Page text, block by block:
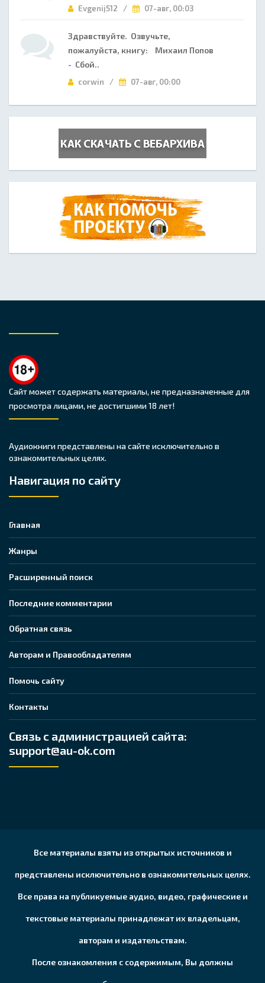
Evgenij512 / 07-авг, 00:03
Здравствуйте. Озвучьте,
пожалуйста, книгу: Михаил Попов
- Сбой..
corwin / 07-авг, 00:00
Сайт может содержать материалы, не предназначенные для
просмотра лицами, не достигшими 18 лет!
Аудиокниги представлены на сайте исключительно в
ознакомительных целях.
Навигация по сайту
Главная
Жанры
Расширенный поиск
Последние комментарии
Обратная связь
Авторам и Правообладателям
Помочь сайту
Контакты
Связь с администрацией сайта:
support@au-ok.com
Все материалы взяты из открытых источников и
представлены исключительно в ознакомительных целях.
Все права на публикуемые аудио, видео, графические и
текстовые материалы принадлежат их владельцам,
авторам и издательствам.
После ознакомления с содержимым, Вы должны